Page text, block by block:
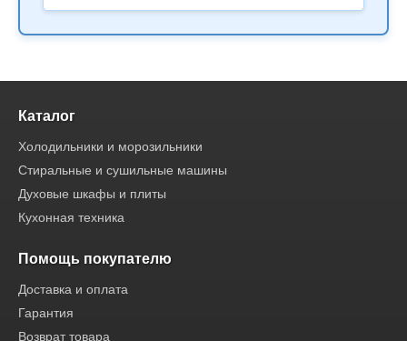
Каталог
Холодильники и морозильники
Стиральные и сушильные машины
Духовые шкафы и плиты
Кухонная техника
Помощь покупателю
Доставка и оплата
Гарантия
Возврат товара